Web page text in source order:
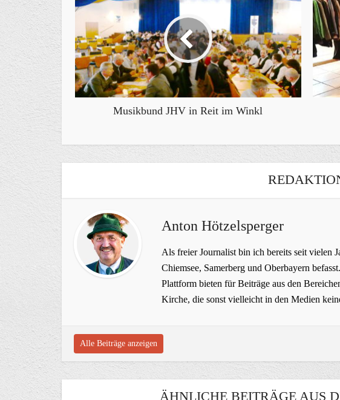
Musikbund JHV in Reit im Winkl
Anton Hötzelsperger
Als freier Journalist bin ich bereits seit vielen
Chiemsee, Samerberg und Oberbayern
Plattform bieten für Beiträge aus den
Kirche, die sonst vielleicht in den Medien
Alle Beiträge anzeigen
ÄHNLICHE BEITRÄGE AUS